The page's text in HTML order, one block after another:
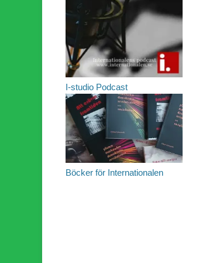
I-studio Podcast
Böcker för Internationalen